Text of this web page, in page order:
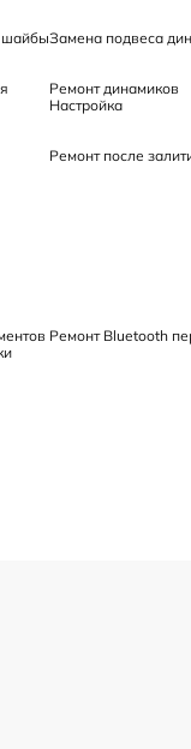
шайбыЗамена подвеса
Ремонт динамиков
Настройка
Ремонт после
Ремонт Bluetooth